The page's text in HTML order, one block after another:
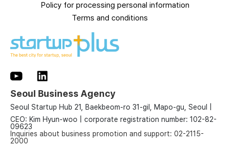
Policy for processing personal information
Terms and conditions
Seoul Business Agency
Seoul Startup Hub 21, Baekbeom-ro 31-gil, Mapo-gu, Seoul
CEO: Kim Hyun-woo | corporate registration number: 102-82-
09623
Inquiries about business promotion and support: 02-2115-
2000